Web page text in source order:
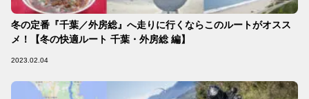
冬の定番『千葉／外房総』へ走りに行くならこのルートがオスス
メ！【冬の快適ルート 千葉・外房総 編】
2023.02.04